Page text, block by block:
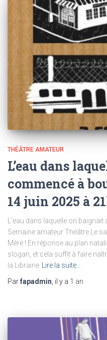
THÉÂTRE AMATEUR
L’eau dans
commencé à
14 juin 2025 à
L’eau dans laquelle on
Semaine amateur Théâtre Le
Mère ! En réponse au plan
slogan, et cela suffit à faire
la Librairie
Lire la suite…
Parfapadmin , il y a 1 an